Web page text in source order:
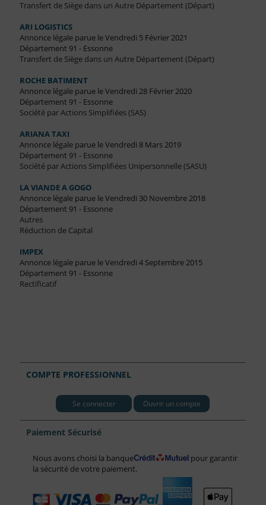
Transfert de Siège dans un Autre Département (Départ)
ARI LOGISTICS
Annonce légale parue le Vendredi 5 Février 2021
Département 91 - Essonne
Transfert de Siège dans un Autre Département (Départ)
ROCHE BATIMENT
Annonce légale parue le Vendredi 28 Février 2020
Département 91 - Essonne
Société par Actions Simplifiées (SAS)
ARIANA TAXI
Annonce légale parue le Vendredi 8 Mars 2019
Département 91 - Essonne
Société par Actions Simplifiées Unipersonnelle (SASU)
LA VIANDE A GOGO
Annonce légale parue le Vendredi 30 Novembre 2018
Département 91 - Essonne
Autres
Réduction de Capital
IMPEX
Annonce légale parue le Vendredi 4 Septembre 2015
Département 91 - Essonne
Rectificatif
COMPTE PROFESSIONNEL
Se connecter Ouvrir un compte
Paiement Sécurisé
Nous avons choisi la banque
pour garantir
la sécurité de votre paiement.